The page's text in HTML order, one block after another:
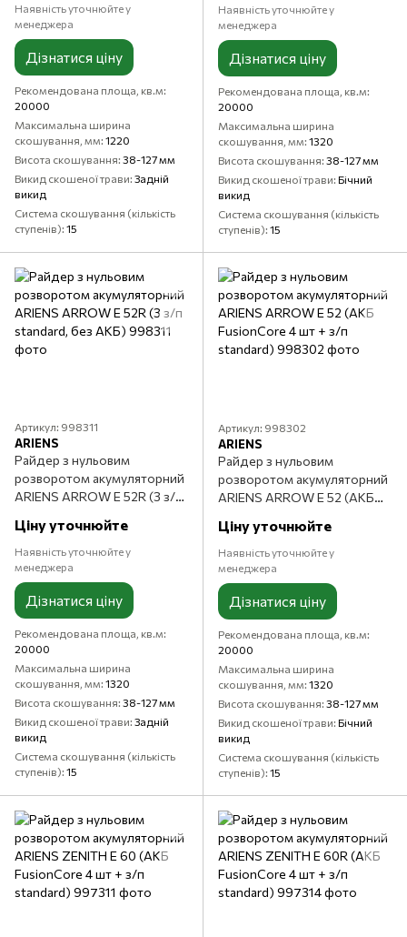
Наявність уточнюйте у
менеджера
Дізнатися ціну
Рекомендована площа, кв.м
20000
Максимальна ширина
скошування, мм 1220
Висота скошування 38-127 мм
Викид скошеної трави Задній
викид
Система скошування (кількість
ступенів) 15
Наявність уточнюйте у
менеджера
Дізнатися ціну
Рекомендована площа, кв.м
20000
Максимальна ширина
скошування, мм 1320
Висота скошування 38-127 мм
Викид скошеної трави Бічний
викид
Система скошування (кількість
ступенів) 15
Артикул: 998311
ARIENS
Райдер з нульовим
розворотом акумуляторний
ARIENS ARROW E 52R (З з/п
Ціну уточнюйте
Наявність уточнюйте у
менеджера
Дізнатися ціну
Рекомендована площа, кв.м
20000
Максимальна ширина
скошування, мм 1320
Висота скошування 38-127 мм
Викид скошеної трави Задній
викид
Система скошування (кількість
ступенів) 15
Артикул: 998302
ARIENS
Райдер з нульовим
розворотом акумуляторний
ARIENS ARROW E 52 (АКБ
standard)
Ціну уточнюйте
Наявність уточнюйте у
менеджера
Дізнатися ціну
Рекомендована площа, кв.м
20000
Максимальна ширина
скошування, мм 1320
Висота скошування 38-127 мм
Викид скошеної трави Бічний
викид
Система скошування (кількість
ступенів) 15